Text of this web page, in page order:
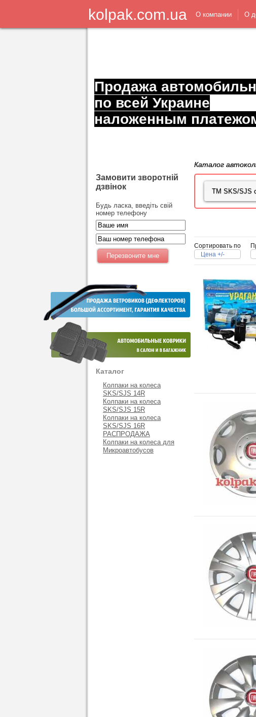
kolpak.com.ua О компании О
Продажа
по всей Украине
наложенным
Замовити зворотній
дзвінок
Будь ласка, введіть свій
номер телефону
Каталог
Колпаки на колеса
SKS/SJS 14R
Колпаки на колеса
SKS/SJS 15R
Колпаки на колеса
SKS/SJS 16R
РАСПРОДАЖА
Колпаки на колеса для
Микроавтобусов
Каталог
Сортировать по
Цена +/-